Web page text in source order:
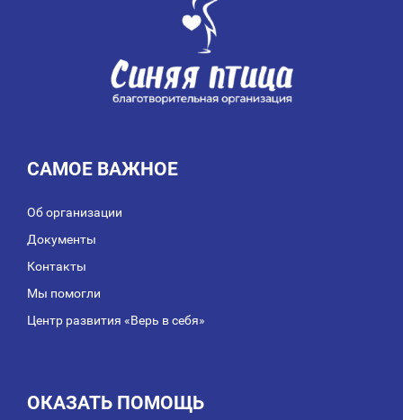
САМОЕ ВАЖНОЕ
Об организации
Документы
Контакты
Мы помогли
Центр развития «Верь в себя»
ОКАЗАТЬ ПОМОЩЬ